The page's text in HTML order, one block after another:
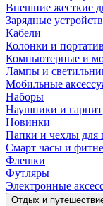
Внешние жесткие
Зарядные
Кабели
Колонки и
Компьютерные и
Лампы и
Мобильные
Наборы
Наушники и
Новинки
Папки и чехлы для
Смарт часы и
Флешки
Футляры
Электронные
Отдых и